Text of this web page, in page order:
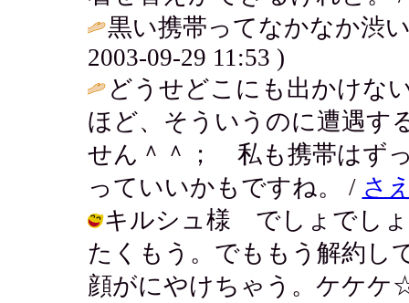
黒い携帯ってなかなか渋
2003-09-29 11:53 )
どうせどこにも出かけな
ほど、そういうのに遭遇す
せん＾＾； 私も携帯はず
っていいかもですね。 / さ
キルシュ様 でしょでしょ
たくもう。でももう解約し
顔がにやけちゃう。ケケケ